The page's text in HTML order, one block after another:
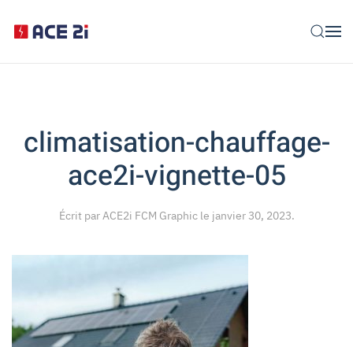
climatisation-chauffage-
ace2i-vignette-05
Écrit parACE2i FCM Graphicle janvier 30, 2023.